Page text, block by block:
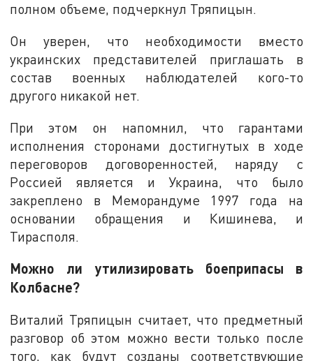
полном объеме, подчеркнул Тряпицын.
Он уверен, что необходимости вместо
украинских представителей приглашать в
состав военных наблюдателей кого-то
другого никакой нет.
При этом он напомнил, что гарантами
исполнения сторонами достигнутых в ходе
переговоров договоренностей, наряду с
Россией является и Украина, что было
закреплено в Меморандуме 1997 года на
основании обращения и Кишинева, и
Тирасполя.
Можно ли утилизировать боеприпасы в
Колбасне?
Виталий Тряпицын считает, что предметный
разговор об этом можно вести только после
того, как будут созданы соответствующие